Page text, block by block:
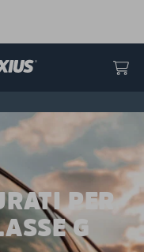
PER
G